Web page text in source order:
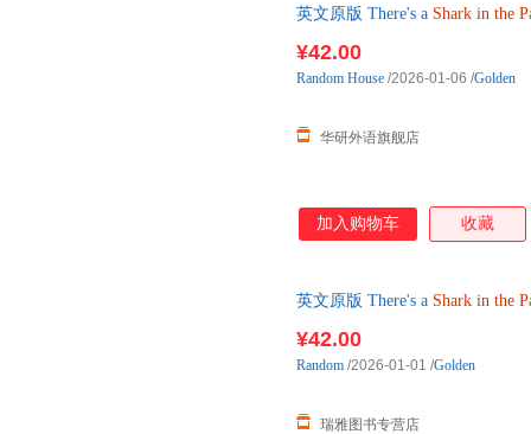
英文原版 There's a Shark in the
¥42.00
华研外语旗舰店
Random House /2026-01-06 /Golden
加入购物车 收藏
英文原版 There's a Shark in the
¥42.00
瑞雅图书专营店
Random /2026-01-01 /Golden